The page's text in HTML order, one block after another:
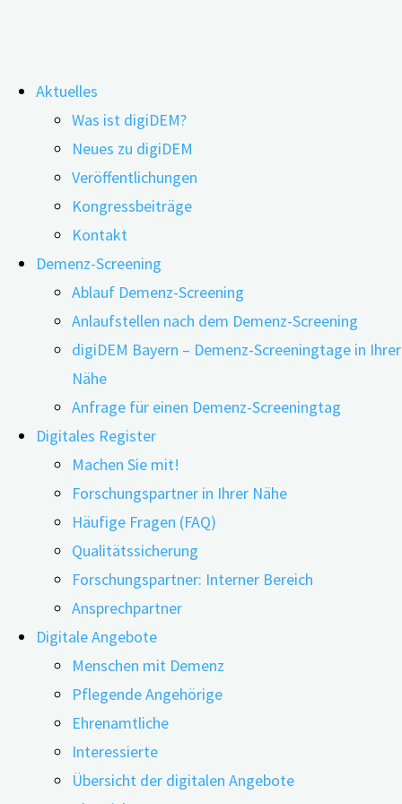
Inhalt
springen
Aktuelles
Was ist digiDEM?
Neues zu digiDEM
Veröffentlichungen
Kongressbeiträge
Kontakt
Demenz-Screening
Ablauf Demenz-Screening
Anlaufstellen nach dem Demenz-Screening
digiDEM Bayern – Demenz-Screeningtage in Ihrer
Nähe
Anfrage für einen Demenz-Screeningtag
Digitales Register
Machen Sie mit!
Forschungspartner in Ihrer Nähe
Häufige Fragen (FAQ)
Qualitätssicherung
Forschungspartner: Interner Bereich
Ansprechpartner
Digitale Angebote
Menschen mit Demenz
Pflegende Angehörige
Ehrenamtliche
Interessierte
Übersicht der digitalen Angebote
digiDEM Bayern Demenzbibliothek®
Willkommen in unserer digiDEM Bayern
Wissensportal rund um das Thema Demenz.
Diese Bibliothek bietet eine vielfältige
Wissenssammlung, die speziell darauf
ausgerichtet ist, Betroffene, An- und
Zugehörige, Fachkräfte und Entscheider im
Gesundheitswesen, Ehrenamtliche sowie
Bürger zu unterstützen. Ob Sie nach
wissenschaftlichen Studien oder
praxisorientierten Tipps suchen: Hier finden Sie
von den digiDEM Bayern-Wissenschaftlern
ausgewählte und geprüfte Informationen.
Diese qualitätsgesicherten Informationen
sollen Ihnen helfen, das komplexe Thema
Demenz besser zu verstehen und den Alltag mit
der Erkrankung zu bewältigen.
Die digiDEM Bayern Demenzbibliothek
umfasst eine umfangreiche Auswahl von frei